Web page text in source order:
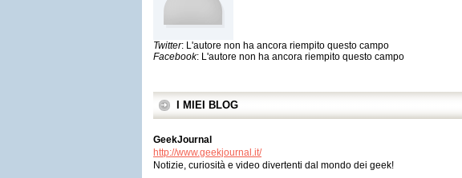
Twitter: L'autore non ha ancora riempito questo campo
Facebook: L'autore non ha ancora riempito questo campo
I MIEI BLOG
GeekJournal
http://www.geekjournal.it/
Notizie, curiosità e video divertenti dal mondo dei geek!